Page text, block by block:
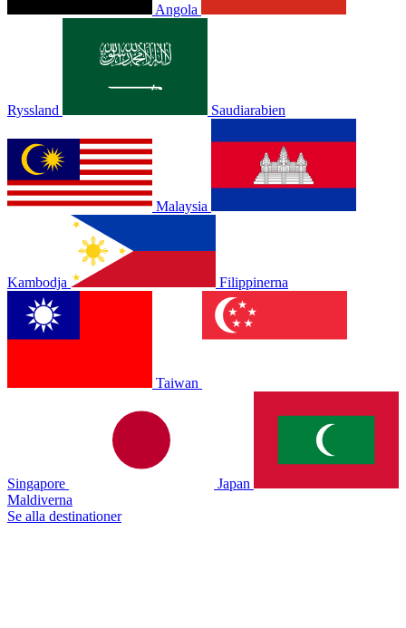
Angola
Ryssland Saudiarabien
Malaysia
Kambodja Filippinerna
Taiwan
Singapore
Japan
Maldiverna
Se alla destinationer